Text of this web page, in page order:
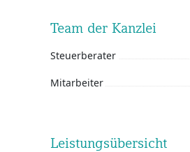
Team der Kanzlei
Steuerberater
Mitarbeiter
Leistungsübersicht